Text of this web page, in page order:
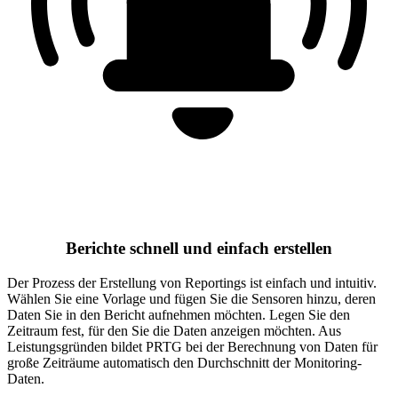
Berichte schnell und einfach erstellen
Der Prozess der Erstellung von Reportings ist einfach und intuitiv.
Wählen Sie eine Vorlage und fügen Sie die Sensoren hinzu, deren
Daten Sie in den Bericht aufnehmen möchten. Legen Sie den
Zeitraum fest, für den Sie die Daten anzeigen möchten. Aus
Leistungsgründen bildet PRTG bei der Berechnung von Daten für
große Zeiträume automatisch den Durchschnitt der Monitoring-
Daten.